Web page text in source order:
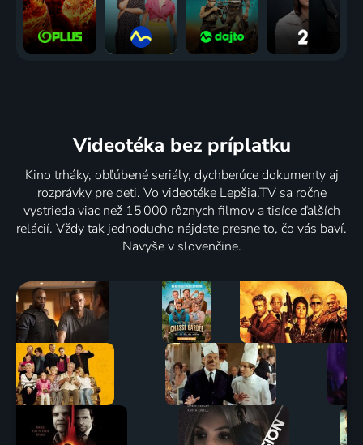
Videotéka bez príplatku
Kino trháky, obľúbené seriály, dychberúce dokumenty aj
rozprávky pre deti. Vo videotéke Lepšia.TV sa ročne
vystrieda viac než 15 000 rôznych filmov a tisíce ďalších
relácií. Vždy tak jednoducho nájdete presne to, čo vás baví.
Navyše v slovenčine.